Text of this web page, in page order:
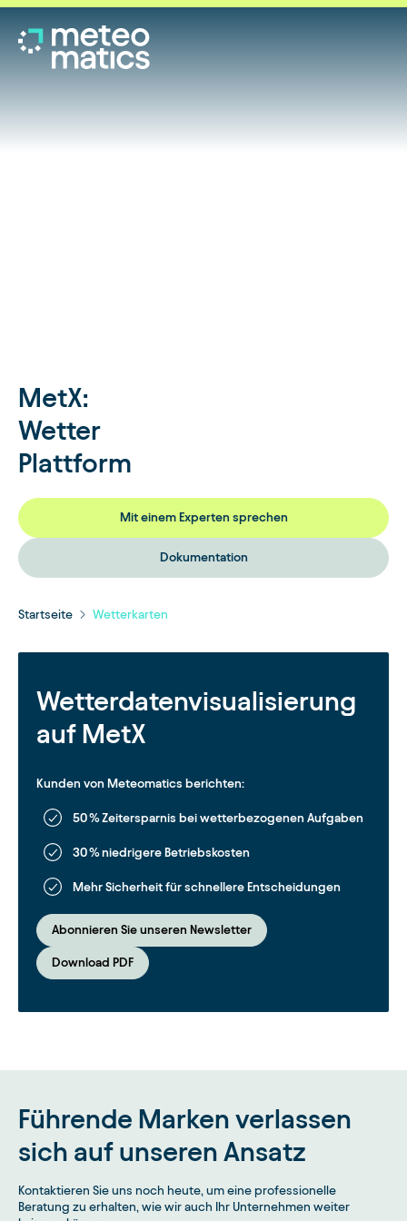
MetX:
Wetter
Plattform
Mit einem Experten sprechen
Dokumentation
Startseite Wetterkarten
Wetterdatenvisualisierung
auf MetX
Kunden von Meteomatics berichten:
50 % Zeitersparnis bei wetterbezogenen Aufgaben
30 % niedrigere Betriebskosten
Mehr Sicherheit für schnellere Entscheidungen
Abonnieren Sie unseren Newsletter
Download PDF
Führende Marken verlassen
sich auf unseren Ansatz
Kontaktieren Sie uns noch heute, um eine professionelle
Beratung zu erhalten, wie wir auch Ihr Unternehmen weiter